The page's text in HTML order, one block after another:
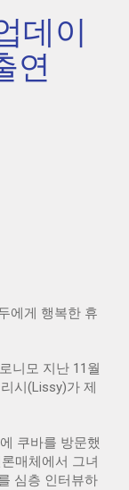
데이
연
에게 행복한 휴
니모 지난 11월
시(Lissy)가 제
쿠바를 방문했
매체에서 그녀
심층 인터뷰하